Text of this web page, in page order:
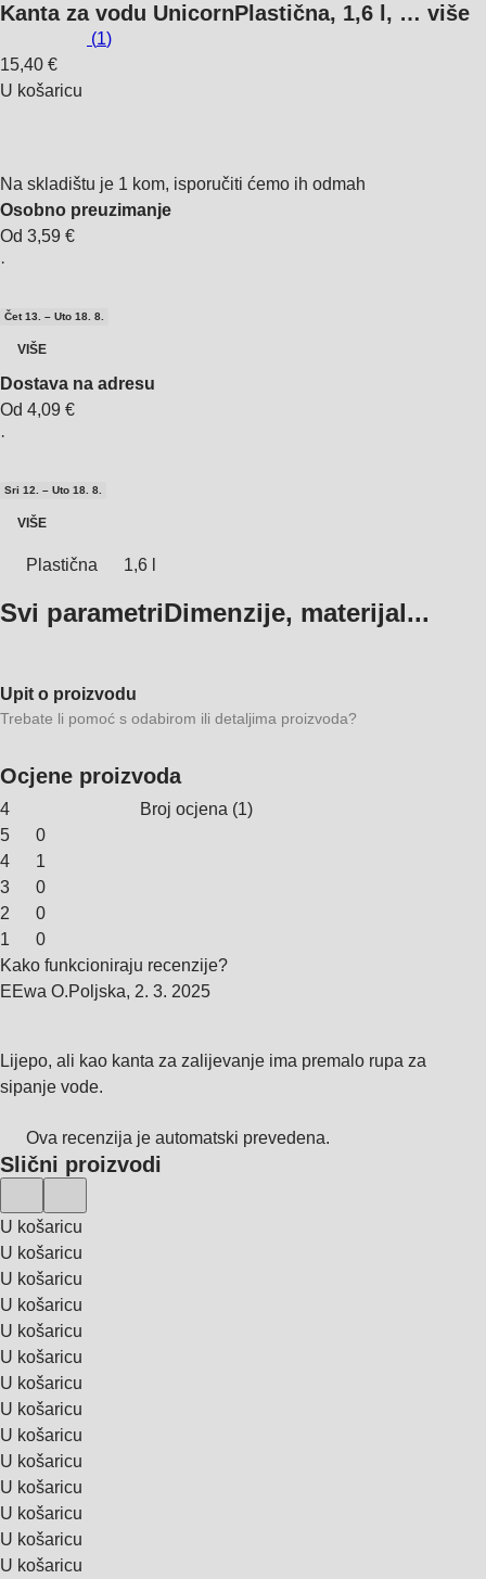
Kanta za vodu UnicornPlastična, 1,6 l , … više
(1)
15,40 €
U košaricu
Na skladištu je 1 kom, isporučiti ćemo ih odmah
Osobno preuzimanje
Od 3,59 €
·
Čet 13. – Uto 18. 8.
VIŠE
Dostava na adresu
Od 4,09 €
·
Sri 12. – Uto 18. 8.
VIŠE
Plastična 1,6 l
Svi parametriDimenzije, materijal...
Upit o proizvodu
Trebate li pomoć s odabirom ili detaljima proizvoda?
Ocjene proizvoda
4 Broj ocjena (1)
5
0
4
1
3
0
2
0
1
0
Kako funkcioniraju recenzije?
EEwa O.Poljska, 2. 3. 2025
Lijepo, ali kao kanta za zalijevanje ima premalo rupa za
sipanje vode.
Ova recenzija je automatski prevedena.
Slični proizvodi
U košaricu
U košaricu
U košaricu
U košaricu
U košaricu
U košaricu
U košaricu
U košaricu
U košaricu
U košaricu
U košaricu
U košaricu
U košaricu
U košaricu